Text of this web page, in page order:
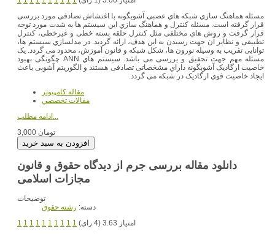
مسئله هماهنگ سازي شبکه هاي عصبی آشوبگونه با اغتشاش تصادفی مورد بررسی
قرار گرفته است. مسئله کنترل و هماهنگ سازي این سیستم ها به شدت مورد توجه
قرار گرقت و روش هاي مختلفی مثل کنترل حلقه بسته خطی و غیرخطی، کنترل
تطبیقی و نظایر آن جهت رسیدن به این هدف، ارائه گردید. در مدلسازي سیستم ها،
توانایی تقریب به وسیله نورون ها، شکل شبکه و قانون آموزش، محدود می گردد. یک
مسئله مهم جهت تحقیق و یررسی می باشد. سیستم هاي ANN چگونگی بهبود
خاصیت ارگادیک آشوبگونه داراي مشخصاتی تصادفی هستند و الگوریتم آشوبی باعث
ایجاد خاصیت قوي ارگادیک در شبکه می گردد.
مقاله کامپیوتر
مقالات تخصصي
3,000 تومان
دانلود مقاله بررسی جرم از دیدگاه حقوق و قانون
مجازات اسلامی
توضیحات
دسته: رشته حقوق
1 1 1 1 1 1 1 1 1 1
امتیاز 3.63 (4 رای)